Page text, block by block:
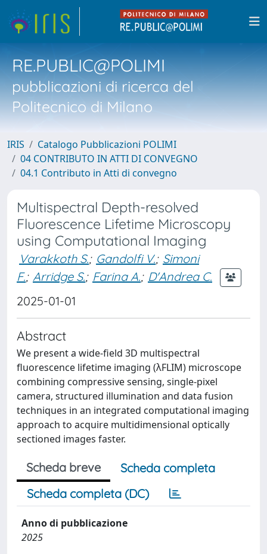
RE.PUBLIC@POLIMI
pubblicazioni di ricerca del
Politecnico di Milano
IRIS
Catalogo Pubblicazioni POLIMI
04 CONTRIBUTO IN ATTI DI CONVEGNO
04.1 Contributo in Atti di convegno
Multispectral Depth-resolved
Fluorescence Lifetime Microscopy
using Computational Imaging
Varakkoth S.; Gandolfi V.; Simoni
F.; Arridge S.; Farina A.; D'Andrea C.
2025-01-01
Abstract
We present a wide-field 3D multispectral
fluorescence lifetime imaging (λFLIM) microscope
combining compressive sensing, single-pixel
camera, structured illumination and data fusion
techniques in an integrated computational imaging
approach to acquire multidimensional optically
sectioned images faster.
Scheda breve
Scheda completa
Scheda completa (DC)
Anno di pubblicazione
2025